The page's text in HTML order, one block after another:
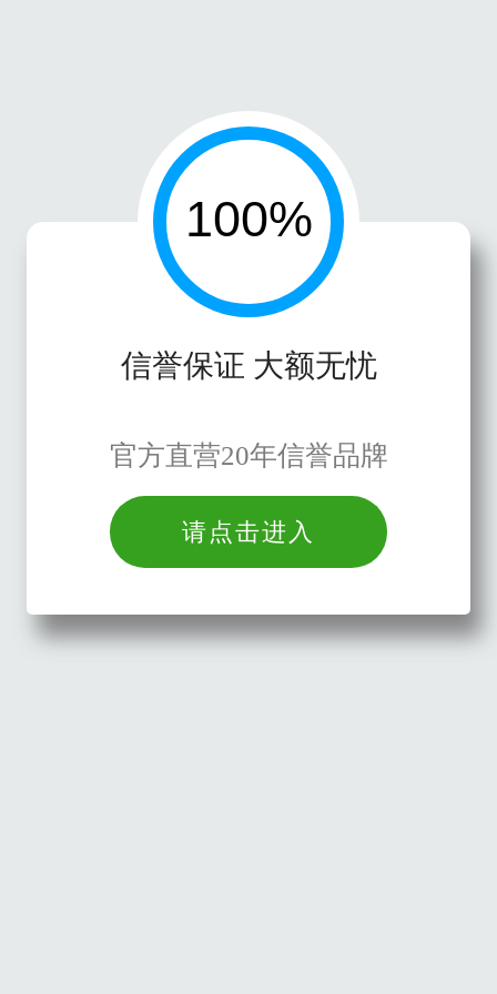
信誉保证 大额无忧
官方直营20年信誉品牌
请点击进入